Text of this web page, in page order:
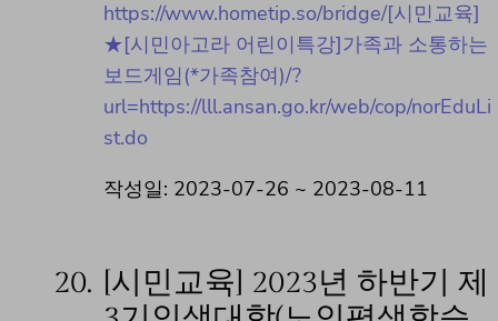
https://www.hometip.so/bridge/[시민교육]
★[시민아고라 어린이특강]가족과 소통하는
보드게임(*가족참여)/?
url=https://lll.ansan.go.kr/web/cop/norEduLi
st.do
작성일: 2023-07-26 ~ 2023-08-11
20. [시민교육] 2023년 하반기 제